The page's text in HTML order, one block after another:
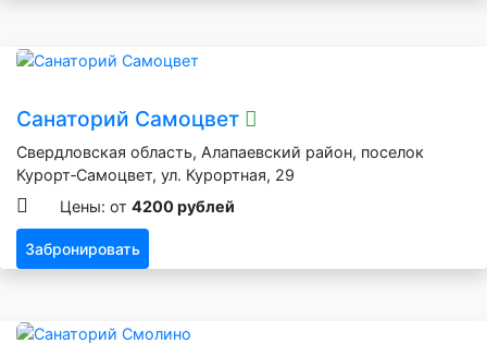
Санаторий Самоцвет
Свердловская область, Алапаевский район, поселок
Курорт‑Самоцвет, ул. Курортная, 29
Цены: от 4200 рублей
Забронировать